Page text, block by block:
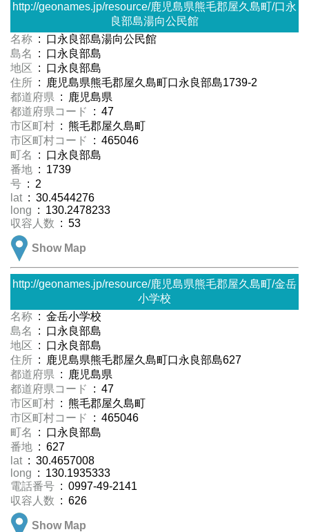
http://geonames.jp/resource/鹿児島県熊毛郡屋久島町/口永
良部島湯向公民館
名称 : 口永良部島湯向公民館
島名
: 口永良部島
地区 : 口永良部島
住所 : 鹿児島県熊毛郡屋久島町口永良部島1739-2
都道府県 : 鹿児島県
都道府県コード
: 47
市区町村 : 熊毛郡屋久島町
市区町村コード
: 465046
町名
: 口永良部島
番地 : 1739
号 : 2
lat : 30.4544276
long : 130.2478233
収容人数 : 53
Show Map
http://geonames.jp/resource/鹿児島県熊毛郡屋久島町/金岳
小学校
名称 : 金岳小学校
島名
: 口永良部島
地区 : 口永良部島
住所 : 鹿児島県熊毛郡屋久島町口永良部島627
都道府県 : 鹿児島県
都道府県コード
: 47
市区町村 : 熊毛郡屋久島町
市区町村コード
: 465046
町名
: 口永良部島
番地 : 627
lat : 30.4657008
long : 130.1935333
電話番号 : 0997-49-2141
収容人数 : 626
Show Map